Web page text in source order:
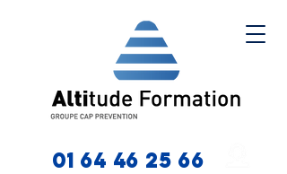
01 64 46 25 66